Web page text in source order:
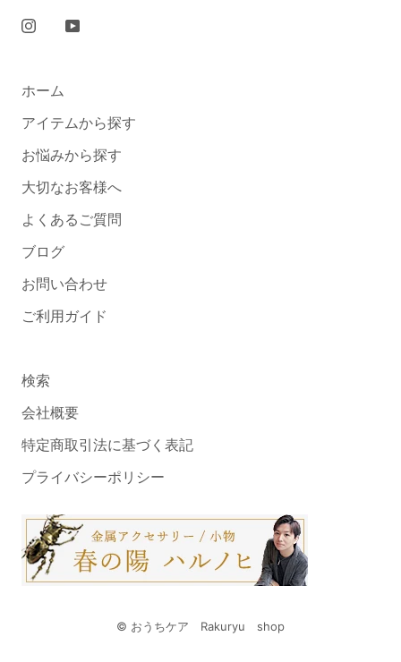
ホーム
アイテムから探す
お悩みから探す
大切なお客様へ
よくあるご質問
ブログ
お問い合わせ
ご利用ガイド
検索
会社概要
特定商取引法に基づく表記
プライバシーポリシー
© おうちケア Rakuryu shop